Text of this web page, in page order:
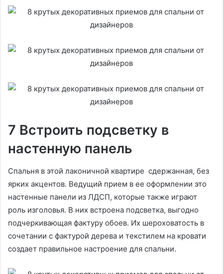
7 Встроить подсветку в
настенную панель
Спальня в этой лаконичной квартире сдержанная, без
ярких акцентов. Ведущий прием в ее оформлении это
настенные панели из ЛДСП, которые также играют
роль изголовья. В них встроена подсветка, выгодно
подчеркивающая фактуру обоев. Их шероховатость в
сочетании с фактурой дерева и текстилем на кровати
создает правильное настроение для спальни.